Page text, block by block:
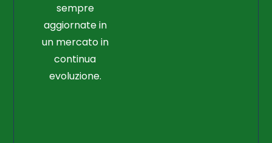
sempre
aggiornate in
un mercato in
continua
evoluzione.